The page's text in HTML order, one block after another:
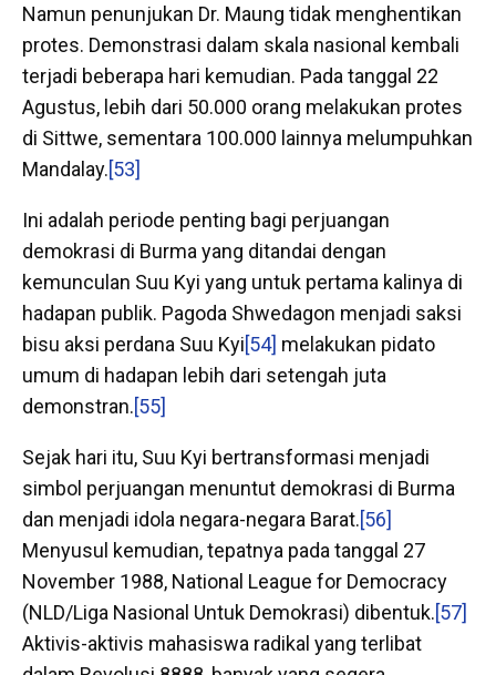
Namun penunjukan Dr. Maung tidak menghentikan
protes. Demonstrasi dalam skala nasional kembali
terjadi beberapa hari kemudian. Pada tanggal 22
Agustus, lebih dari 50.000 orang melakukan protes
di Sittwe, sementara 100.000 lainnya melumpuhkan
Mandalay.[53]
Ini adalah periode penting bagi perjuangan
demokrasi di Burma yang ditandai dengan
kemunculan Suu Kyi yang untuk pertama kalinya di
hadapan publik. Pagoda Shwedagon menjadi saksi
bisu aksi perdana Suu Kyi[54] melakukan pidato
umum di hadapan lebih dari setengah juta
demonstran.[55]
Sejak hari itu, Suu Kyi bertransformasi menjadi
simbol perjuangan menuntut demokrasi di Burma
dan menjadi idola negara-negara Barat.[56]
Menyusul kemudian, tepatnya pada tanggal 27
November 1988, National League for Democracy
(NLD/Liga Nasional Untuk Demokrasi) dibentuk.[57]
Aktivis-aktivis mahasiswa radikal yang terlibat